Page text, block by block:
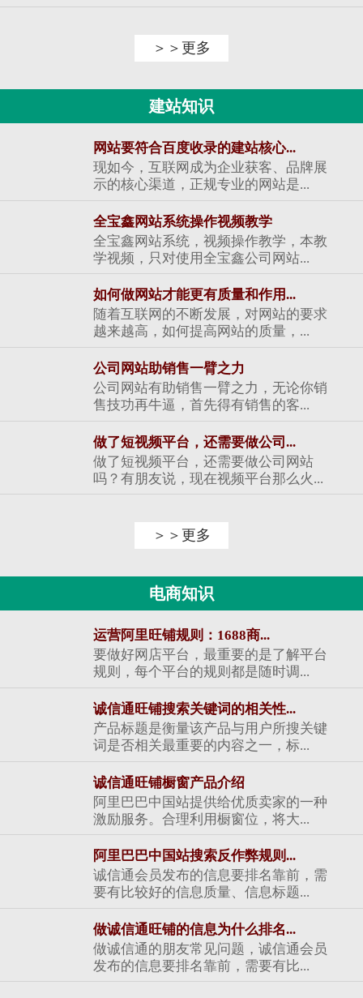
＞＞更多
建站知识
网站要符合百度收录的建站核心...
现如今，互联网成为企业获客、品牌展
示的核心渠道，正规专业的网站是...
全宝鑫网站系统操作视频教学
全宝鑫网站系统，视频操作教学，本教
学视频，只对使用全宝鑫公司网站...
如何做网站才能更有质量和作用...
随着互联网的不断发展，对网站的要求
越来越高，如何提高网站的质量，...
公司网站助销售一臂之力
公司网站有助销售一臂之力，无论你销
售技功再牛逼，首先得有销售的客...
做了短视频平台，还需要做公司...
做了短视频平台，还需要做公司网站
吗？有朋友说，现在视频平台那么火...
＞＞更多
电商知识
运营阿里旺铺规则：1688商...
要做好网店平台，最重要的是了解平台
规则，每个平台的规则都是随时调...
诚信通旺铺搜索关键词的相关性...
产品标题是衡量该产品与用户所搜关键
词是否相关最重要的内容之一，标...
诚信通旺铺橱窗产品介绍
阿里巴巴中国站提供给优质卖家的一种
激励服务。合理利用橱窗位，将大...
阿里巴巴中国站搜索反作弊规则...
诚信通会员发布的信息要排名靠前，需
要有比较好的信息质量、信息标题...
做诚信通旺铺的信息为什么排名...
做诚信通的朋友常见问题，诚信通会员
发布的信息要排名靠前，需要有比...